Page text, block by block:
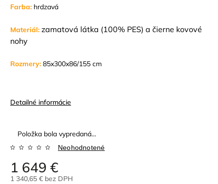
Farba: hrdzavá
Materiál: zamatová látka (100% PES) a čierne kovové
nohy
Rozmery: 85x300x86/155 cm
Detailné informácie
Položka bola vypredaná…
Neohodnotené
1 649 €
1 340,65 € bez DPH